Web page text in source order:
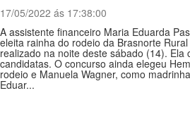
17/05/2022 ás 17:38:00
A assistente financeiro Maria Eduarda
eleita rainha do rodeio da Brasnorte
realizado na noite deste sábado (14). Ela
candidatas. O concurso ainda elegeu
rodeio e Manuela Wagner, como
Eduar...